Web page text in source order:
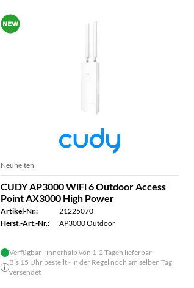
Neuheiten
CUDY AP3000 WiFi 6 Outdoor Access
Point AX3000 High Power
Artikel-Nr.:
21225070
Herst.-Art.-Nr.:
AP3000 Outdoor
Verfügbar - innerhalb von 1-2 Tagen lieferbar
Bis 15 Uhr bestellt - in der Regel noch am selben Tag
versendet